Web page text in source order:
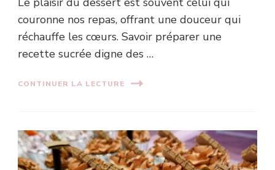
couronne nos repas, offrant une douceur qui
réchauffe les cœurs. Savoir préparer une
recette sucrée digne des …
CONTINUER LA LECTURE